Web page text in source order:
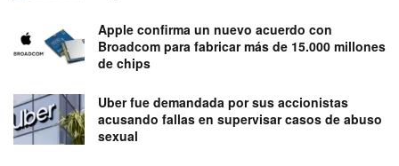
Apple confirma un nuevo acuerdo con
Broadcom para fabricar más de 15.000 millones
de chips
Uber fue demandada por sus accionistas
acusando fallas en supervisar casos de abuso
sexual